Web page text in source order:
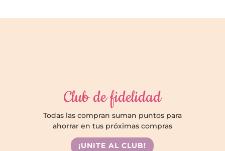
Club de fidelidad
Todas las compran suman puntos para
ahorrar en tus próximas compras
¡UNITE AL CLUB!